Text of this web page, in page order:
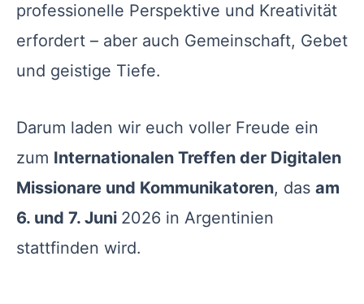
professionelle Perspektive und Kreativität
erfordert – aber auch Gemeinschaft, Gebet
und geistige Tiefe.
Darum laden wir euch voller Freude ein
zum Internationalen Treffen der Digitalen
Missionare und Kommunikatoren, das am
6. und 7. Juni 2026 in Argentinien
stattfinden wird.